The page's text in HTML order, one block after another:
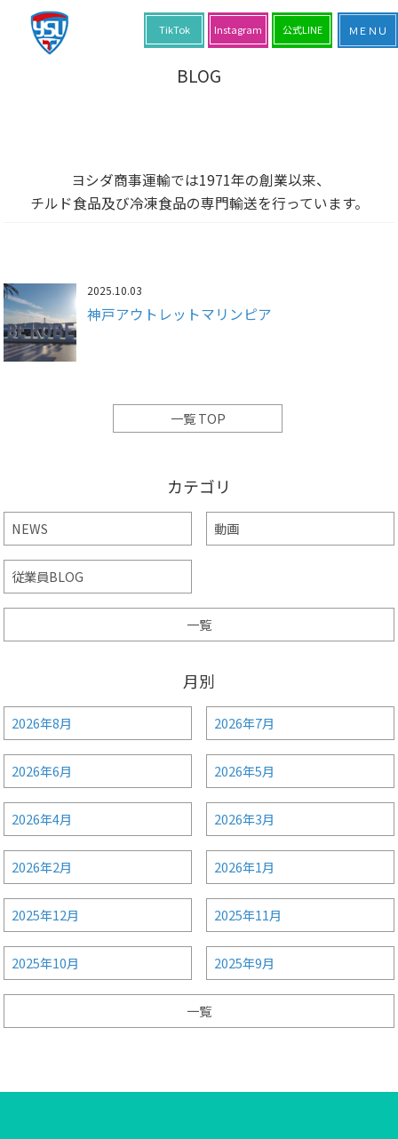
BLOG
ヨシダ商事運輸では1971年の創業以来、
チルド食品及び冷凍食品の専門輸送を行っています。
2025.10.03
神戸アウトレットマリンピア
一覧 TOP
カテゴリ
NEWS 動画
従業員BLOG
一覧
月別
2026年8月 2026年7月
2026年6月 2026年5月
2026年4月 2026年3月
2026年2月 2026年1月
2025年12月 2025年11月
2025年10月 2025年9月
一覧
公式LINE
Instagram
TikTok